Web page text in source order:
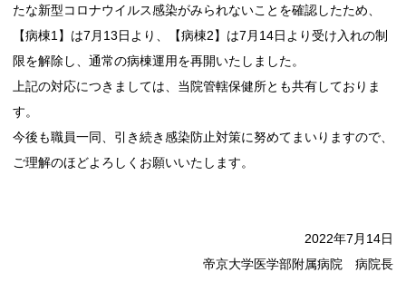
たな新型コロナウイルス感染がみられないことを確認したため、
【病棟1】は7月13日より、【病棟2】は7月14日より受け入れの制
限を解除し、通常の病棟運用を再開いたしました。
上記の対応につきましては、当院管轄保健所とも共有しておりま
す。
今後も職員一同、引き続き感染防止対策に努めてまいりますので、
ご理解のほどよろしくお願いいたします。
2022年7月14日
帝京大学医学部附属病院 病院長